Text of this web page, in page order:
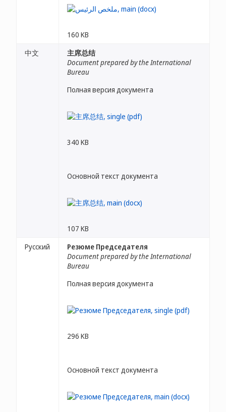
160 KB
中文
主席总结
Document prepared by the International
Bureau
Полная версия документа
340 KB
Основной текст документа
107 KB
Русский
Резюме Председателя
Document prepared by the International
Bureau
Полная версия документа
296 KB
Основной текст документа